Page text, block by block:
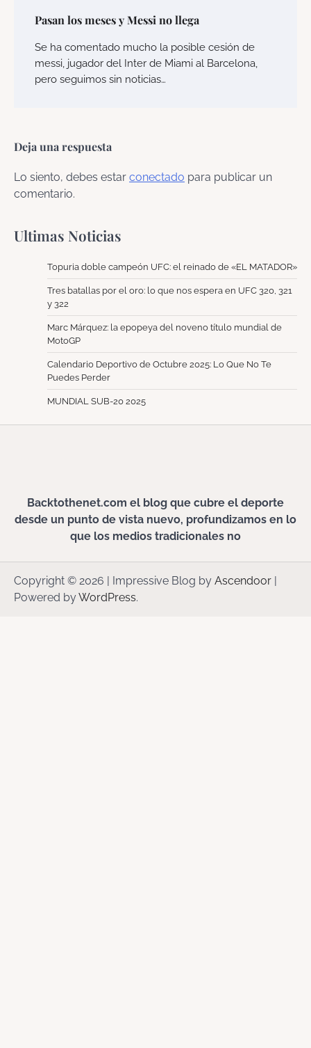
Pasan los meses y Messi no llega
Se ha comentado mucho la posible cesión de
messi, jugador del Inter de Miami al Barcelona,
pero seguimos sin noticias…
Deja una respuesta
Lo siento, debes estar conectado para publicar un
comentario.
Ultimas Noticias
Topuria doble campeón UFC: el reinado de «EL MATADOR»
Tres batallas por el oro: lo que nos espera en UFC 320, 321
y 322
Marc Márquez: la epopeya del noveno título mundial de
MotoGP
Calendario Deportivo de Octubre 2025: Lo Que No Te
Puedes Perder
MUNDIAL SUB-20 2025
Backtothenet.com el blog que cubre el deporte
desde un punto de vista nuevo, profundizamos en lo
que los medios tradicionales no
Copyright © 2026 | Impressive Blog by Ascendoor |
Powered byWordPress.